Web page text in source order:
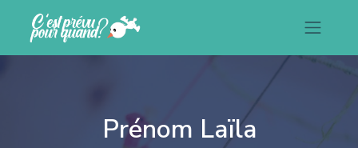
Prénom Laïla